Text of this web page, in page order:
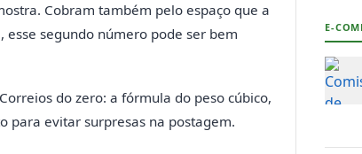
Cobram também pelo espaço que a
segundo número pode ser bem
do zero: a fórmula do peso cúbico,
para evitar surpresas na postagem.
E-